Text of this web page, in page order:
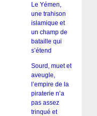
Le Yémen,
une trahison
islamique et
un champ de
bataille qui
s’étend
Sourd, muet et
aveugle,
l’empire de la
piraterie n’a
pas assez
trinqué et